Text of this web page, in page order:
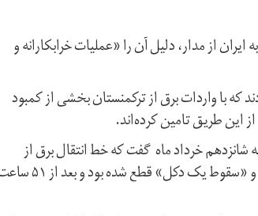
از مدار، دلیل آن را «عملیات خرابکارانه و
که با واردات برق از ترکمنستان بخشی از کمبود
این طریق تامین کرده‌اند.
خرداد ماه گفت که خط انتقال برق از
ترکمنستان به ایران از ۱۳ خرداد ماه به دلیل «عملیات خرابکارانه و سرقت» و «سقوط یک دکل»